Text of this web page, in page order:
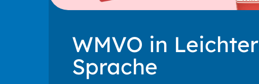
WMVO in Leichter
Sprache